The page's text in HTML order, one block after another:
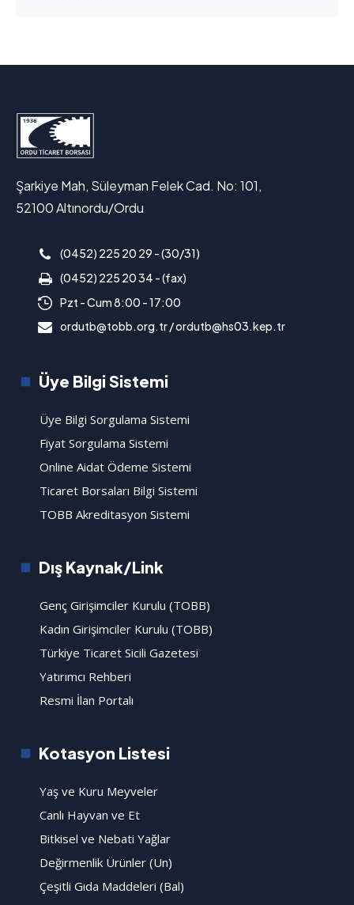
Şarkiye Mah, Süleyman Felek Cad. No: 101,
52100 Altınordu/Ordu
(0452) 225 20 29 - (30/31)
(0452) 225 20 34 - (fax)
Pzt - Cum 8:00 - 17:00
ordutb@tobb.org.tr / ordutb@hs03.kep.tr
Üye Bilgi Sistemi
Üye Bilgi Sorgulama Sistemi
Fiyat Sorgulama Sistemi
Online Aidat Ödeme Sistemi
Ticaret Borsaları Bilgi Sistemi
TOBB Akreditasyon Sistemi
Dış Kaynak/Link
Genç Girişimciler Kurulu (TOBB)
Kadın Girişimciler Kurulu (TOBB)
Türkiye Ticaret Sicili Gazetesi
Yatırımcı Rehberi
Resmi İlan Portalı
Kotasyon Listesi
Yaş ve Kuru Meyveler
Canlı Hayvan ve Et
Bitkisel ve Nebati Yağlar
Değirmenlik Ürünler (Un)
Çeşitli Gıda Maddeleri (Bal)